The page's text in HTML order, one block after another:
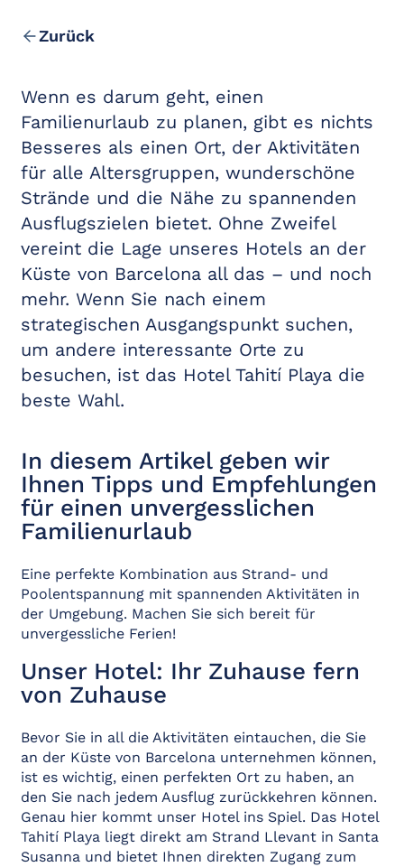
Freizeit in der Umgebung
Zurück
Wenn es darum geht, einen
Familienurlaub zu planen, gibt es nichts
Besseres als einen Ort, der Aktivitäten
für alle Altersgruppen, wunderschöne
Strände und die Nähe zu spannenden
Ausflugszielen bietet. Ohne Zweifel
vereint die Lage unseres Hotels an der
Küste von Barcelona all das – und noch
mehr. Wenn Sie nach einem
strategischen Ausgangspunkt suchen,
um andere interessante Orte zu
besuchen, ist das Hotel Tahití Playa die
beste Wahl.
In diesem Artikel geben wir
Ihnen Tipps und Empfehlungen
für einen unvergesslichen
Familienurlaub
Eine perfekte Kombination aus Strand- und
Poolentspannung mit spannenden Aktivitäten in
der Umgebung. Machen Sie sich bereit für
unvergessliche Ferien!
Unser Hotel: Ihr Zuhause fern
von Zuhause
Bevor Sie in all die Aktivitäten eintauchen, die Sie
an der Küste von Barcelona unternehmen können,
ist es wichtig, einen perfekten Ort zu haben, an
den Sie nach jedem Ausflug zurückkehren können.
Genau hier kommt unser Hotel ins Spiel. Das Hotel
Tahití Playa liegt direkt am Strand Llevant in Santa
Susanna und bietet Ihnen direkten Zugang zum